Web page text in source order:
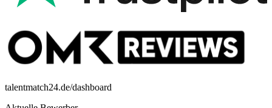
talentmatch24.de/dashboard